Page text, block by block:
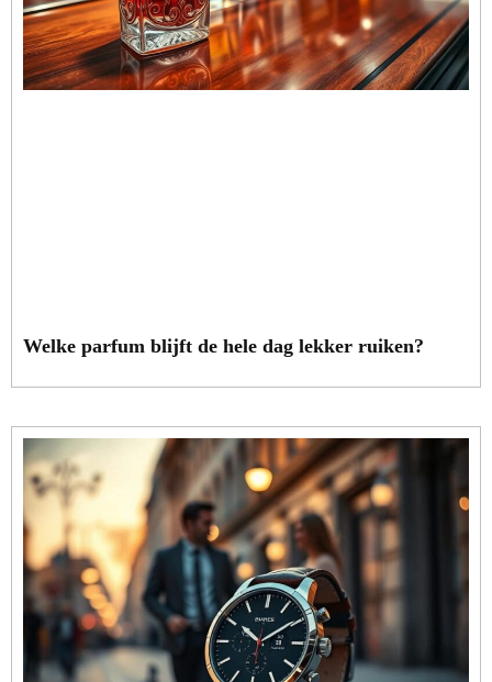
Welke parfum blijft de hele dag lekker ruiken?